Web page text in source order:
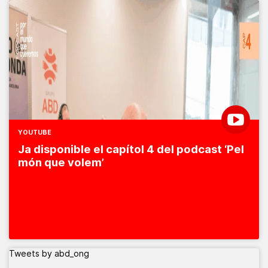
YOUTUBE
Ja disponible el capítol 4 del podcast ‘Pel
món que volem’
Tweets by abd_ong